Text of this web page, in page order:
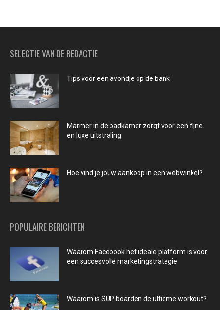
SELECTIE VAN DE REDACTIE
Tips voor een avondje op de bank
Marmer in de badkamer zorgt voor een fijne
en luxe uitstraling
Hoe vind je jouw aankoop in een webwinkel?
POPULAIRE BERICHTEN
Waarom Facebook het ideale platform is voor
een succesvolle marketingstrategie
Waarom is SUP boarden de ultieme workout?